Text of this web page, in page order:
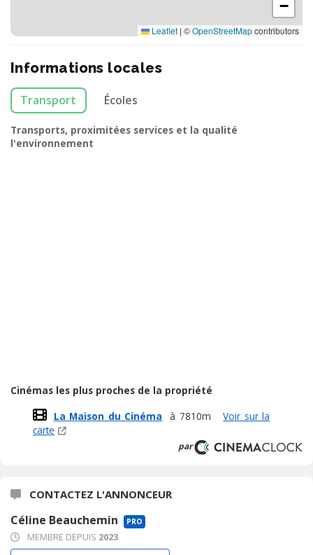
−
Leaflet | ©OpenStreetMapcontributors
Informations locales
Transport Écoles
Transports, proximitées services et la qualité
l'environnement
Cinémas les plus proches de la propriété
La Maison du Cinéma
à 7810m
Voir sur la
carte
par
CONTACTEZ L'ANNONCEUR
Céline Beauchemin PRO
MEMBRE DEPUIS 2023